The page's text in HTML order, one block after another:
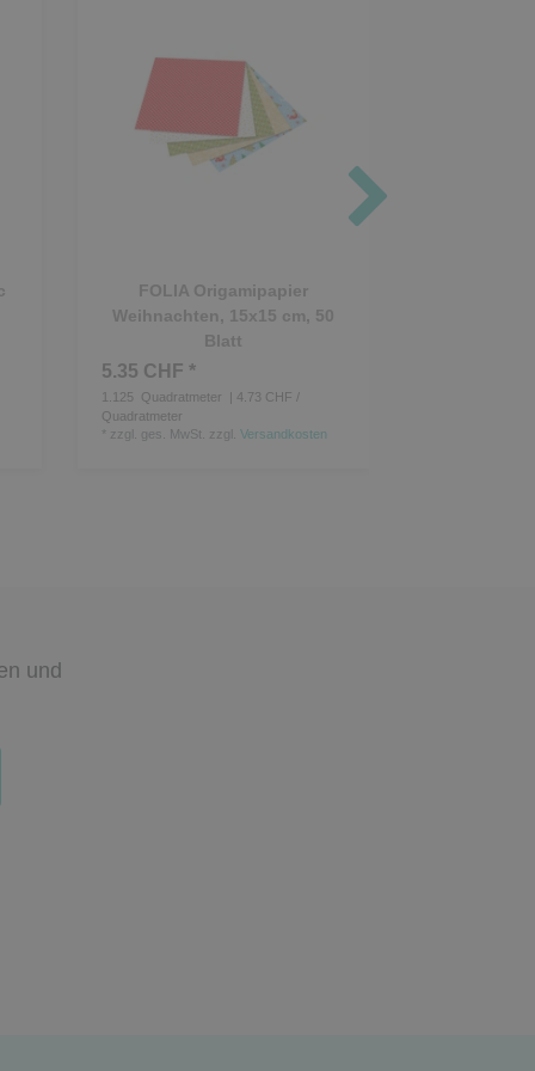
FOLIA Origamipapier
Weihnachten, 15x15 cm, 50
Blatt
5.35 CHF *
1.125 Quadratmeter
| 4.73 CHF /
Quadratmeter
zzgl. ges. MwSt. zzgl.Versandkosten
und